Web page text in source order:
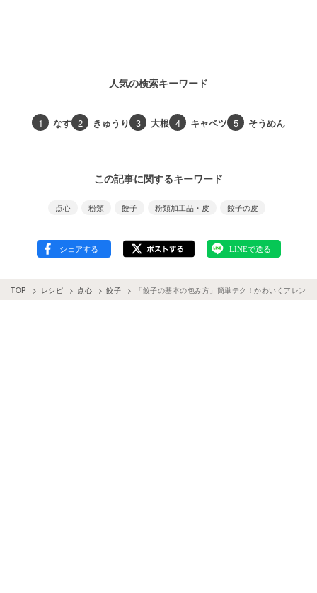
人気の検索キーワード
1 なす 2 きゅうり 3 大根 4 キャベツ 5 そうめん
この記事に関するキーワード
点心 粉類 餃子 粉類加工品・皮 餃子の皮
TOP レシピ 点心 餃子 「餃子の基本の包み方」簡単テク！かわいくアレンジ